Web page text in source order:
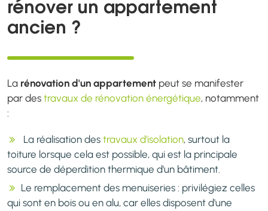
rénover un appartement
ancien ?
La rénovation d'un appartement peut se manifester
par des travaux de rénovation énergétique, notamment
:
La réalisation des travaux d'isolation, surtout la
toiture lorsque cela est possible, qui est la principale
source de déperdition thermique d'un bâtiment.
Le remplacement des menuiseries : privilégiez celles
qui sont en bois ou en alu, car elles disposent d'une